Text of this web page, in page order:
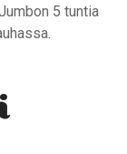
5 tuntia